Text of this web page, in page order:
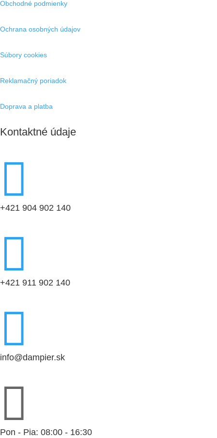
Obchodné podmienky
Ochrana osobných údajov
Súbory cookies
Reklamačný poriadok
Doprava a platba
Kontaktné údaje

+421 904 902 140

+421 911 902 140

info@dampier.sk

Pon - Pia: 08:00 - 16:30